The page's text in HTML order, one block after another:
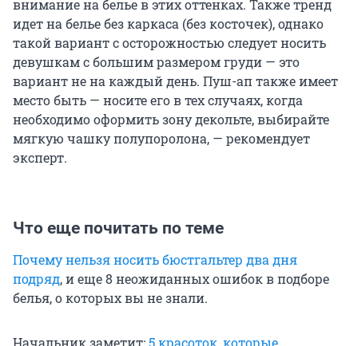
внимание на белье в этих оттенках. Также тренд
идет на белье без каркаса (без косточек), однако
такой вариант с осторожностью следует носить
девушкам с большим размером груди — это
вариант не на каждый день. Пуш-ап также имеет
место быть — носите его в тех случаях, когда
необходимо оформить зону декольте, выбирайте
мягкую чашку полупоролона, — рекомендует
эксперт.
Что еще почитать по теме
Почему нельзя носить бюстгальтер два дня
подряд, и еще 8 неожиданных ошибок в подборе
белья, о которых вы не знали.
Начальник заметит:5 красоток, которые